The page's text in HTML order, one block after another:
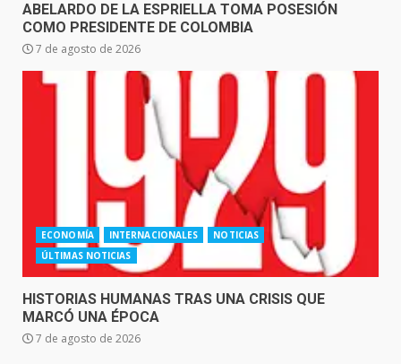
ABELARDO DE LA ESPRIELLA TOMA POSESIÓN
COMO PRESIDENTE DE COLOMBIA
7 de agosto de 2026
ECONOMÍA INTERNACIONALES
NOTICIAS
ÚLTIMAS NOTICIAS
HISTORIAS HUMANAS TRAS UNA CRISIS QUE
MARCÓ UNA ÉPOCA
7 de agosto de 2026